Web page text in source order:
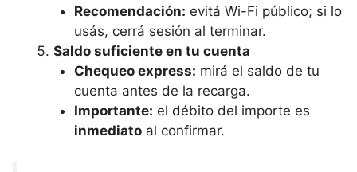
Recomendación: evitá Wi-Fi público; si lo
usás, cerrá sesión al terminar.
Saldo suficiente en tu cuenta
Chequeo express: mirá el saldo de tu
cuenta antes de la recarga.
Importante: el débito del importe es
inmediatoal confirmar.